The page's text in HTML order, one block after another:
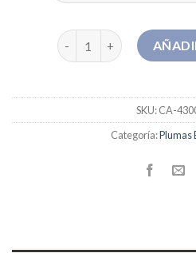
plumas beige mujer
SKU:CA-
Categoría:Plumas